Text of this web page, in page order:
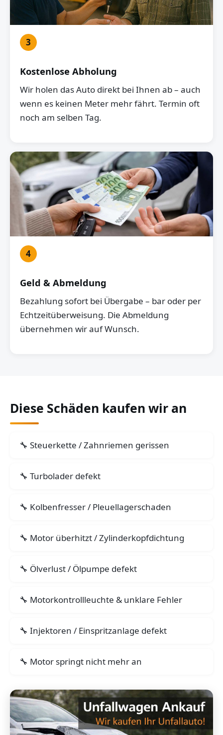
3
Kostenlose Abholung
Wir holen das Auto direkt bei Ihnen ab – auch
wenn es keinen Meter mehr fährt. Termin oft
noch am selben Tag.
4
Geld & Abmeldung
Bezahlung sofort bei Übergabe – bar oder per
Echtzeitüberweisung. Die Abmeldung
übernehmen wir auf Wunsch.
Diese Schäden kaufen wir an
Steuerkette / Zahnriemen gerissen
Turbolader defekt
Kolbenfresser / Pleuellagerschaden
Motor überhitzt / Zylinderkopfdichtung
Ölverlust / Ölpumpe defekt
Motorkontrollleuchte & unklare Fehler
Injektoren / Einspritzanlage defekt
Motor springt nicht mehr an